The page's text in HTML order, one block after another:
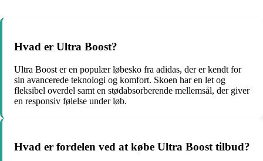
Hvad er Ultra Boost?
Ultra Boost er en populær løbesko fra adidas, der er kendt for
sin avancerede teknologi og komfort. Skoen har en let og
fleksibel overdel samt en stødabsorberende mellemsål, der giver
en responsiv følelse under løb.
Hvad er fordelen ved at købe Ultra Boost tilbud?